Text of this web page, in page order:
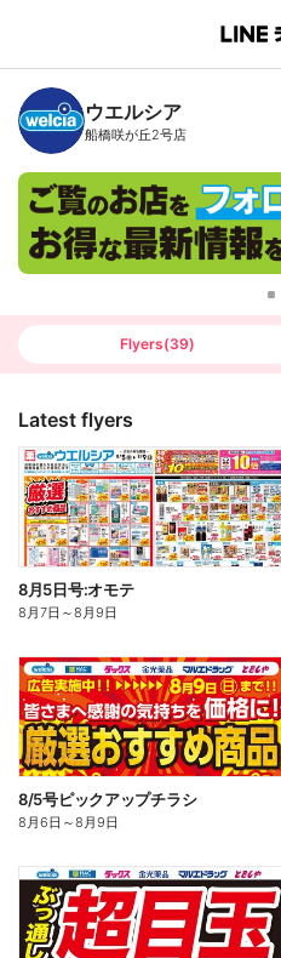
B
n
c
h
T
ウエルシア
船橋咲が丘2号店
Flyers(39)
Latest flyers
8月5日号:オモテ
8月7日 ～8月9日
8/5号ピックアップチラシ
8月6日 ～8月9日